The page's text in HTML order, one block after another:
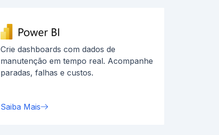
Crie dashboards com dados de
manutenção em tempo real. Acompanhe
paradas, falhas e custos.
Saiba Mais